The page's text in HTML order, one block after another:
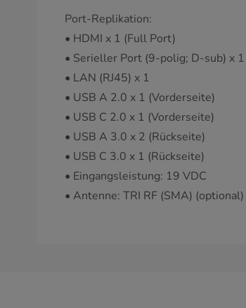
Port-Replikation:
• HDMI x 1 (Full Port)
• Serieller Port (9-polig; D-sub) x
• LAN (RJ45) x 1
• USB A 2.0 x 1 (Vorderseite)
• USB C 2.0 x 1 (Vorderseite)
• USB A 3.0 x 2 (Rückseite)
• USB C 3.0 x 1 (Rückseite)
• Eingangsleistung: 19 VDC
• Antenne: TRI RF (SMA) (optional)